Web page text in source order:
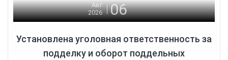
Авг
2026
06
Установлена уголовная ответственность за
подделку и оборот поддельных